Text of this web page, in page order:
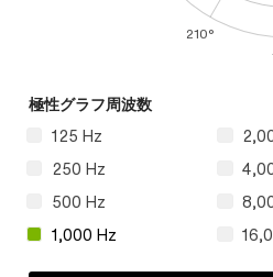
210°
極性グラフ周波数
125 Hz
250 Hz
500 Hz
1,000 Hz